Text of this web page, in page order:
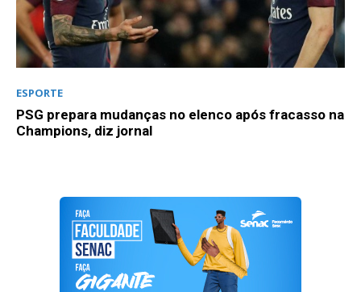
ESPORTE
PSG prepara mudanças no elenco após fracasso na
Champions, diz jornal